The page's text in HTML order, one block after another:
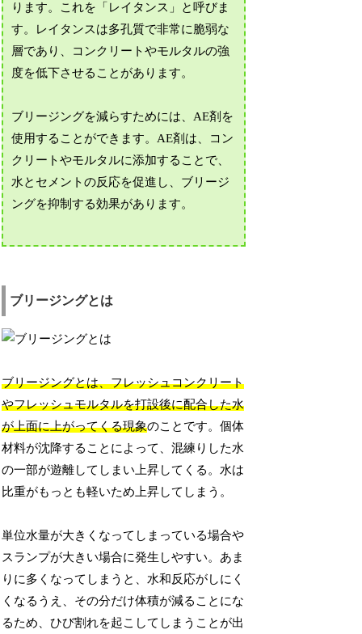
ります。これを「レイタンス」と呼びま
す。レイタンスは多孔質で非常に脆弱な
層であり、コンクリートやモルタルの強
度を低下させることがあります。
ブリージングを減らすためには、AE剤を
使用することができます。AE剤は、コン
クリートやモルタルに添加することで、
水とセメントの反応を促進し、ブリージ
ングを抑制する効果があります。
ブリージングとは
ブリージングとは、フレッシュコンクリート
やフレッシュモルタルを打設後に配合した水
が上面に上がってくる現象のことです。個体
材料が沈降することによって、混練りした水
の一部が遊離してしまい上昇してくる。水は
比重がもっとも軽いため上昇してしまう。
単位水量が大きくなってしまっている場合や
スランプが大きい場合に発生しやすい。あま
りに多くなってしまうと、水和反応がしにく
くなるうえ、その分だけ体積が減ることにな
るため、ひび割れを起こしてしまうことが出